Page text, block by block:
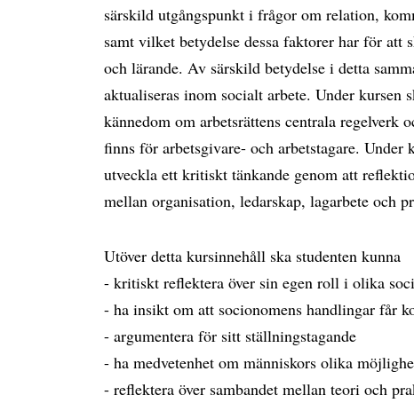
särskild utgångspunkt i frågor om relation,
samt vilket betydelse dessa faktorer har för
och lärande. Av särskild betydelse i detta
aktualiseras inom socialt arbete. Under kursen
kännedom om arbetsrättens centrala regelverk
finns för arbetsgivare- och arbetstagare. Under
utveckla ett kritiskt tänkande genom att
mellan organisation, ledarskap, lagarbete och
Utöver detta kursinnehåll ska studenten kunna
- kritiskt reflektera över sin egen roll i olika
- ha insikt om att socionomens handlingar får
- argumentera för sitt ställningstagande
- ha medvetenhet om människors olika
- reflektera över sambandet mellan teori och